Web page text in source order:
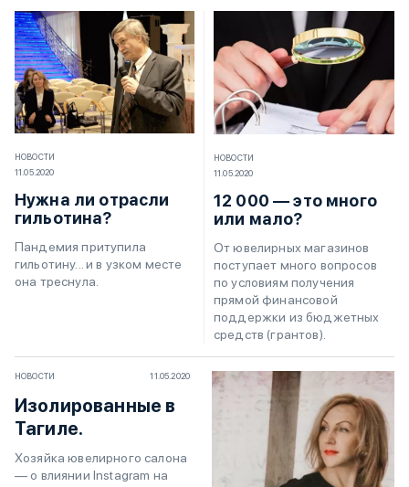
НОВОСТИ
11.05.2020
Нужна ли отрасли
гильотина?
Пандемия притупила
гильотину... и в узком месте
она треснула.
НОВОСТИ
11.05.2020
12 000 — это много
или мало?
От ювелирных магазинов
поступает много вопросов
по условиям получения
прямой финансовой
поддержки из бюджетных
средств (грантов).
НОВОСТИ 11.05.2020
Изолированные в
Тагиле.
Хозяйка ювелирного салона
— о влиянии Instagram на